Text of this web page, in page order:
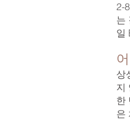
2-
는
일
상
지
한
은